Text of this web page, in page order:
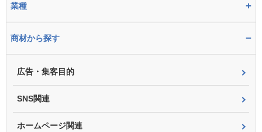
業種 +
商材から探す −
広告・集客目的
SNS関連
ホームページ関連